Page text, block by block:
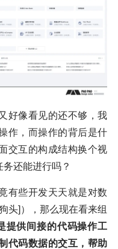
好像看见的还不够，我
作，而操作的背后是什
交互的构成结构换个视
还能进行吗？
有些开发天天就是对数
头]），那么现在看来组
提供间接的代码操作工
代码数据的交互，帮助